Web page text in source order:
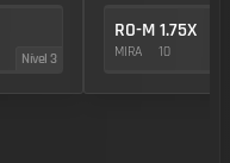
Nível 3
RO-M 1.75X
MIRA 10